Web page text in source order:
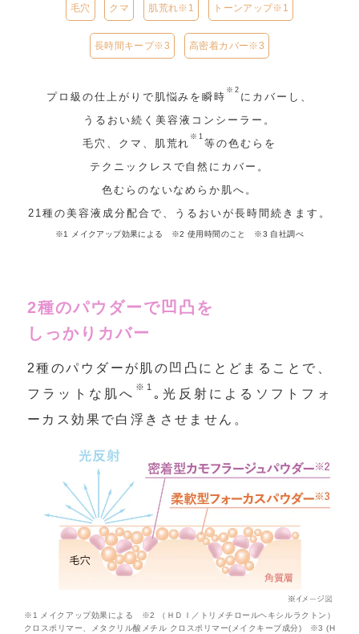
毛穴 クマ 肌荒れ※1 トーンアップ※1
長時間キープ※3 高密着カバー※3
プロ級の仕上がりで肌悩みを瞬時
※2
にカバーし、
うるおい続く美容液コンシーラー。
毛穴、クマ、肌荒れ
※1
等の色むらを
テクニックレスで自然にカバー。
色むらのないなめらか肌へ。
21種の美容液成分配合で、うるおいが長時間続きます。
※1 メイクアップ効果による ※2 使用時間のこと ※3 自社調べ
2種のパウダーで凹凸を
しっかりカバー
2種のパウダーが肌の凹凸にとどまることで、
フラットな肌へ ※1 ｡光反射によるソフトフォ
ーカス効果で白浮きさせません。
※1 メイクアップ効果による ※2 （ＨＤＩ／トリメチロールヘキシルラクトン）
クロスポリマー、メタクリル酸メチル クロスポリマー(メイクキープ成分) ※3 (H